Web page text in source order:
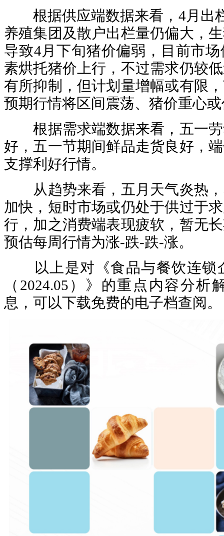
根据供应端数据来看，4月出
养殖集团及散户出栏量仍偏大，
导致4月下旬猪价偏弱，目前市
素烘托猪价上行，不过需求仍较
有所抑制，但计划量增幅或有限
预期行情将区间震荡、猪价重心
根据需求端数据来看，五一劳
好，五一节期间鲜品走货良好，
支撑利好行情。
从趋势来看，五月天气炎热，
加快，短时市场或仍处于供过于
行，加之消费端表现疲软，暂无
预估每周行情为涨-跌-跌-涨。
以上是对《食品与餐饮连锁
（2024.05）》的重点内容分
息，可以下载免费的电子档查阅。